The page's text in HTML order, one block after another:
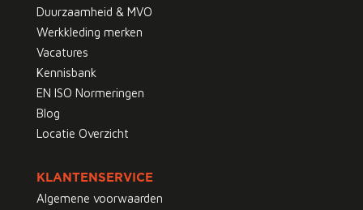
Duurzaamheid & MVO
Werkkleding merken
Vacatures
Kennisbank
EN ISO Normeringen
Blog
Locatie Overzicht
KLANTENSERVICE
Algemene voorwaarden